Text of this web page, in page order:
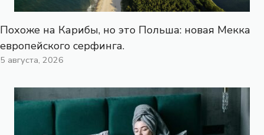
Похоже на Карибы, но это Польша: новая Мекка
европейского серфинга.
5 августа, 2026